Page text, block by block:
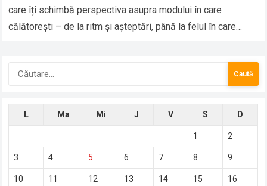
care îți schimbă perspectiva asupra modului în care
călătorești – de la ritm și așteptări, până la felul în care…
Caută
L Ma Mi J V S D
1 2
3 4 5 6 7 8 9
10 11 12 13 14 15 16